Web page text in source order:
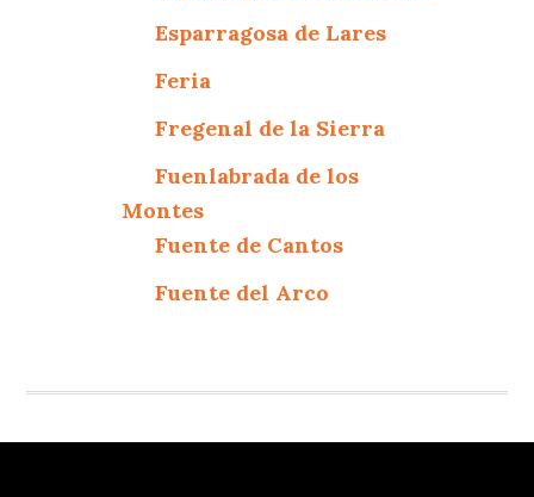
Esparragosa de Lares
Feria
Fregenal de la Sierra
Fuenlabrada de los
Montes
Fuente de Cantos
Fuente del Arco